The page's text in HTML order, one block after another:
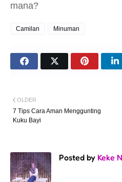
mana?
Camilan Minuman
OLDER
7 Tips Cara Aman Menggunting
Kuku Bayi
Posted by Keke